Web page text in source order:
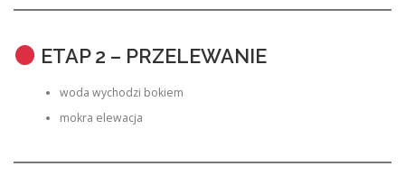
ETAP 2 – PRZELEWANIE
woda wychodzi bokiem
mokra elewacja